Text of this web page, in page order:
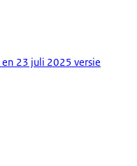
23 juli 2025 versie